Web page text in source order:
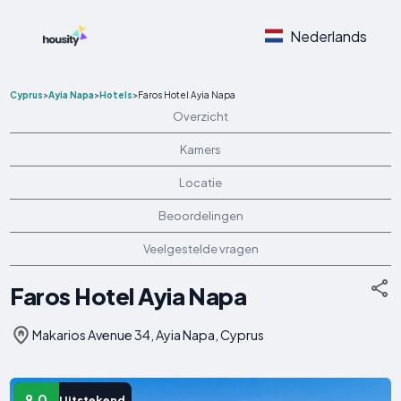
Nederlands
Cyprus>Ayia Napa>Hotels>Faros Hotel Ayia Napa
Overzicht
Kamers
Locatie
Beoordelingen
Veelgestelde vragen
Faros Hotel Ayia Napa
Makarios Avenue 34, Ayia Napa, Cyprus